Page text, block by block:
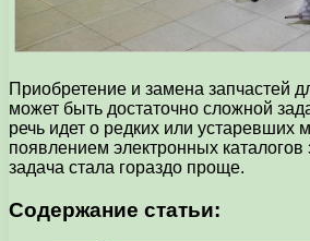
Приобретение и замена запчастей
может быть достаточно сложной
речь идет о редких или устаревших
появлением электронных каталогов
задача стала гораздо проще.
Содержание статьи: